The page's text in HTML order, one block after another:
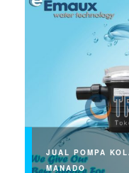
JUAL POMPA
MANADO